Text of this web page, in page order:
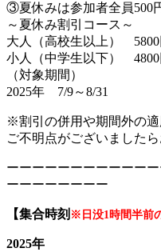
③夏休みは参加者全員500
～夏休み割引コース～
大人（高校生以上）
小人（中学生以下）
（対象期間）
2025年 7/9～8/31
※割引の併用や期間外の適
ご不明点がございました
ーーーーーーーーーーー
ーーーーーーーー
【集合時刻 ※日没1時間半前
2025年